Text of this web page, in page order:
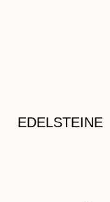
EDELSTEINE